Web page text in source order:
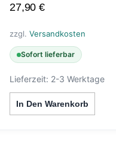
27,90 €
zzgl.Versandkosten
Sofort lieferbar
Lieferzeit: 2-3 Werktage
In Den Warenkorb